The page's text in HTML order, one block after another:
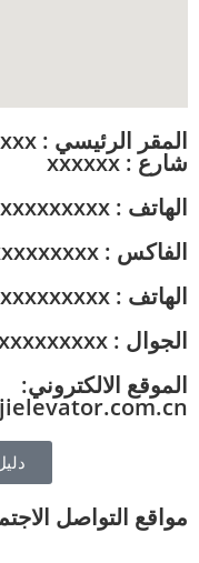
المقر الرئيسي : xxxxx / حي : xxxxx
شارع : xxxxxx
الهاتف : xxxxxxxxxx
الفاكس : xxxxxxxxxx
الهاتف : xxxxxxxxxx
الجوال : xxxxxxxxxxx
الموقع الالكتروني:
مواقع التواصل